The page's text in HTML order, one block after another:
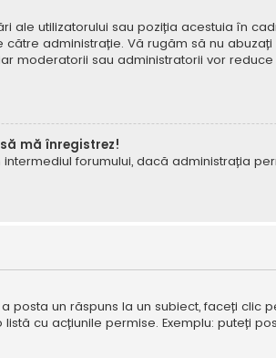
utilizatorului sau poziția acestuia în
administrație. Vă rugăm să nu
moderatorii sau administratorii vor
mă înregistrez!
forumului, dacă administrația
posta un răspuns la un subiect, faceți clic
cu acțiunile permise. Exemplu: puteți